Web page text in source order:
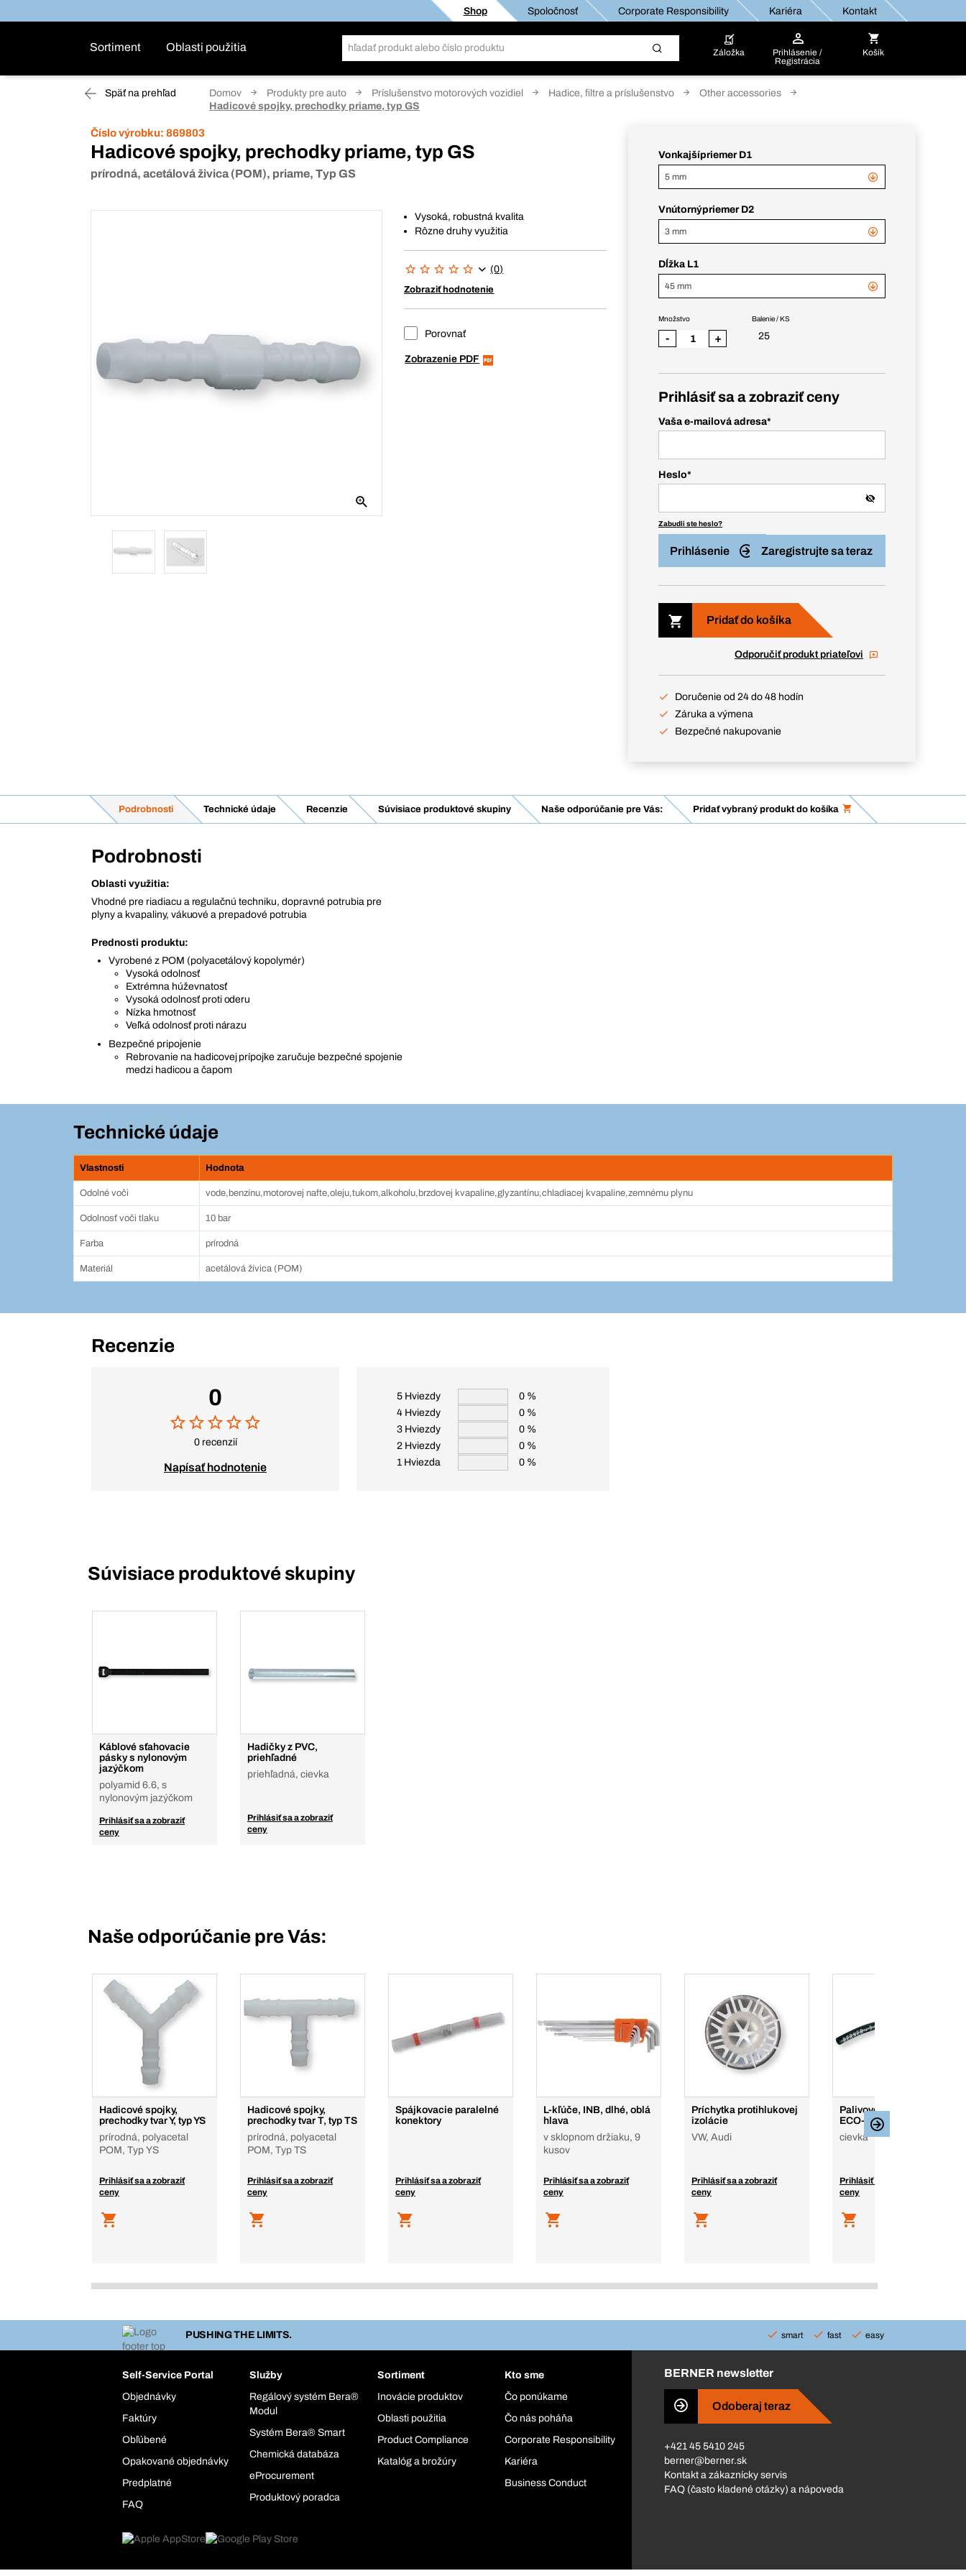
Shop Spoločnosť Corporate Responsibility Kariéra Kontakt
Sortiment Oblasti použitia Záložka
Prihlásenie /
Registrácia
Košík
Späť na prehľad Domov Produkty pre auto Príslušenstvo motorových vozidiel Hadice, filtre a príslušenstvo
Other accessories
Hadicové spojky, prechodky priame, typ GS
Číslo výrobku: 869803
Hadicové spojky, prechodky priame, typ GS
prírodná, acetálová živica (POM), priame, Typ GS
Vysoká, robustná kvalita
Rôzne druhy využitia
(0)
Zobraziť hodnotenie
Porovnať
Zobrazenie PDF
Vonkajšípriemer D1
5 mm
Vnútornýpriemer D2
3 mm
Dĺžka L1
45 mm
Balenie / KS
25
Množstvo
- +
Prihlásiť sa a zobraziť ceny
Vaša e-mailová adresa*
Heslo*
Zabudli ste heslo?
Prihlásenie Zaregistrujte sa teraz
Pridať do košíka
Odporučiť produkt priateľovi
Doručenie od 24 do 48 hodín
Záruka a výmena
Bezpečné nakupovanie
Podrobnosti Technické údaje Recenzie Súvisiace produktové skupiny Naše odporúčanie pre Vás: Pridať vybraný produkt do košíka
Podrobnosti
Oblasti využitia:
Vhodné pre riadiacu a regulačnú techniku, dopravné potrubia pre
plyny a kvapaliny, vákuové a prepadové potrubia
Prednosti produktu:
Vyrobené z POM (polyacetálový kopolymér)
Vysoká odolnosť
Extrémna húževnatosť
Vysoká odolnosť proti oderu
Nízka hmotnosť
Veľká odolnosť proti nárazu
Bezpečné pripojenie
Rebrovanie na hadicovej prípojke zaručuje bezpečné spojenie
medzi hadicou a čapom
Technické údaje
Vlastnosti Hodnota
Odolné voči vode,benzínu,motorovej nafte,oleju,tukom,alkoholu,brzdovej kvapaline,glyzantínu,chladiacej kvapaline,zemnému plynu
Odolnosť voči tlaku 10 bar
Farba prírodná
Materiál acetálová živica (POM)
Recenzie
0
0 recenzií
Napísať hodnotenie
5 Hviezdy
0 %
4 Hviezdy
0 %
3 Hviezdy
0 %
2 Hviezdy
0 %
1 Hviezda
0 %
Súvisiace produktové skupiny
Káblové sťahovacie
pásky s nylonovým
jazýčkom
polyamid 6.6, s
nylonovým jazýčkom
Prihlásiť sa a zobraziť
ceny
Hadičky z PVC,
priehľadné
priehľadná, cievka
Prihlásiť sa a zobraziť
ceny
Naše odporúčanie pre Vás:
Hadicové spojky,
prechodky tvar Y, typ YS
prírodná, polyacetal
POM, Typ YS
Prihlásiť sa a zobraziť
ceny
Hadicové spojky,
prechodky tvar T, typ TS
prírodná, polyacetal
POM, Typ TS
Prihlásiť sa a zobraziť
ceny
Spájkovacie paralelné
konektory
Prihlásiť sa a zobraziť
ceny
L-kľúče, INB, dlhé, oblá
hlava
v sklopnom držiaku, 9
kusov
Prihlásiť sa a zobraziť
ceny
Príchytka protihlukovej
izolácie
VW, Audi
Prihlásiť sa a zobraziť
ceny
Palivové hadice typ
ECO-C
cievka
Prihlásiť sa a zobraziť
ceny
PUSHING THE LIMITS. smart fast easy
Self-Service Portal
Objednávky
Faktúry
Obľúbené
Opakované objednávky
Predplatné
FAQ
Služby
Regálový systém Bera®
Modul
Systém Bera® Smart
Chemická databáza
eProcurement
Produktový poradca
Sortiment
Inovácie produktov
Oblasti použitia
Product Compliance
Katalóg a brožúry
Kto sme
Čo ponúkame
Čo nás poháňa
Corporate Responsibility
Kariéra
Business Conduct
BERNER newsletter
Odoberaj teraz
+421 45 5410 245
berner@berner.sk
Kontakt a zákaznícky servis
FAQ (často kladené otázky) a nápoveda